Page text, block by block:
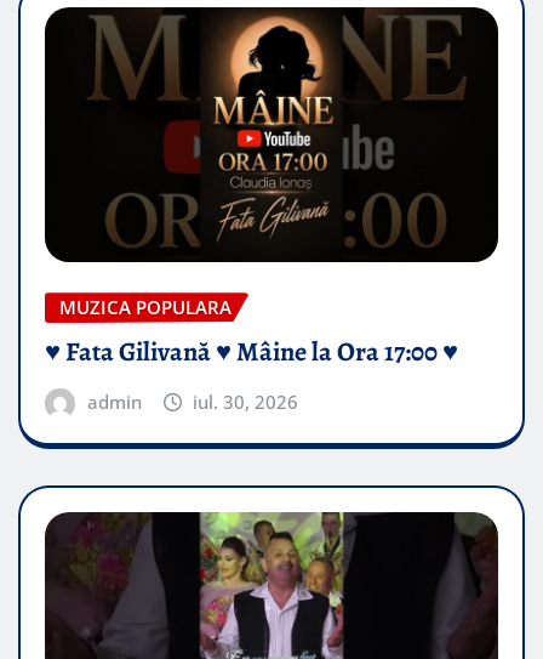
MUZICA POPULARA
♥️ Fata Gilivană ♥️ Mâine la Ora 17:00 ♥️
admin iul. 30, 2026